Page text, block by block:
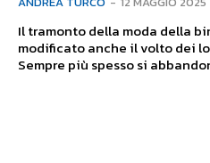
Il tramonto della moda della
modificato anche il volto dei
Sempre più spesso si